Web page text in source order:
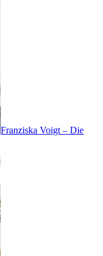
Franziska Voigt – Die